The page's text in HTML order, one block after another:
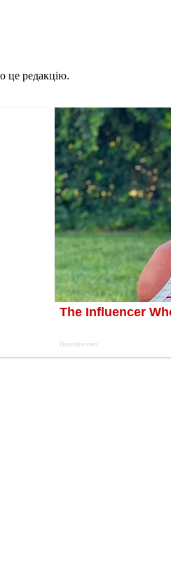
це редакцію.